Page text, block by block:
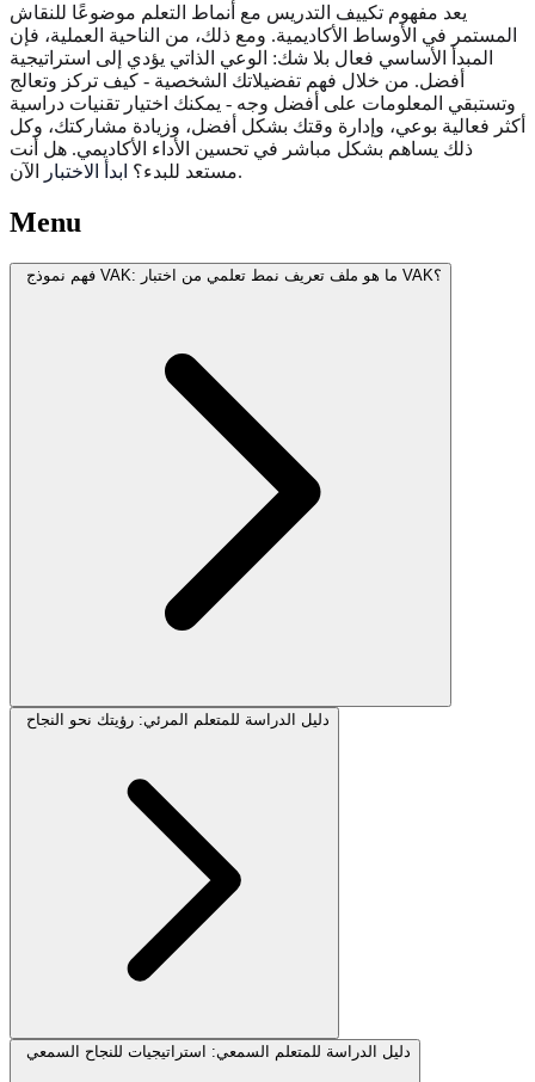
يعد مفهوم تكييف التدريس مع أنماط التعلم موضوعًا للنقاش
المستمر في الأوساط الأكاديمية. ومع ذلك، من الناحية العملية، فإن
المبدأ الأساسي فعال بلا شك: الوعي الذاتي يؤدي إلى استراتيجية
أفضل. من خلال فهم تفضيلاتك الشخصية - كيف تركز وتعالج
وتستبقي المعلومات على أفضل وجه - يمكنك اختيار تقنيات دراسية
أكثر فعالية بوعي، وإدارة وقتك بشكل أفضل، وزيادة مشاركتك، وكل
ذلك يساهم بشكل مباشر في تحسين الأداء الأكاديمي. هل أنت
مستعد للبدء؟ ابدأ الاختبار الآن.
Menu
فهم نموذج VAK: ما هو ملف تعريف نمط تعلمي من اختبار VAK؟
دليل الدراسة للمتعلم المرئي: رؤيتك نحو النجاح
دليل الدراسة للمتعلم السمعي: استراتيجيات للنجاح السمعي